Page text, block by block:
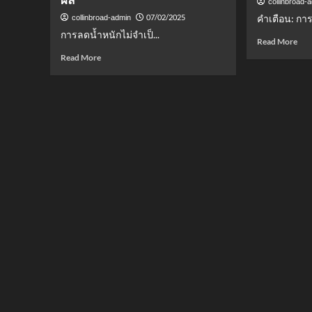
collinbroad-admin 07/02/2025
การลดน้ำหนักไม่จำเป็...
Read MoreRead
คำเตือน: กา
Read MoreRead